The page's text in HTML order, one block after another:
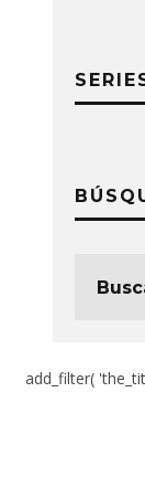
add_filter(